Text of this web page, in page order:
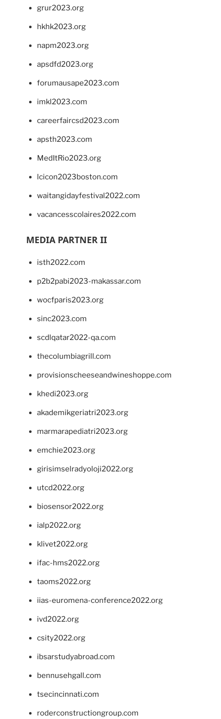
grur2023.org
hkhk2023.org
napm2023.org
apsdfd2023.org
forumausape2023.com
imkl2023.com
careerfaircsd2023.com
apsth2023.com
MedItRio2023.org
lcicon2023boston.com
waitangidayfestival2022.com
vacancesscolaires2022.com
MEDIA PARTNER II
isth2022.com
p2b2pabi2023-makassar.com
wocfparis2023.org
sinc2023.com
scdlqatar2022-qa.com
thecolumbiagrill.com
provisionscheeseandwineshoppe.com
khedi2023.org
akademikgeriatri2023.org
marmarapediatri2023.org
emchie2023.org
girisimselradyoloji2022.org
utcd2022.org
biosensor2022.org
ialp2022.org
klivet2022.org
ifac-hms2022.org
taoms2022.org
iias-euromena-conference2022.org
ivd2022.org
csity2022.org
ibsarstudyabroad.com
bennusehgall.com
tsecincinnati.com
roderconstructiongroup.com